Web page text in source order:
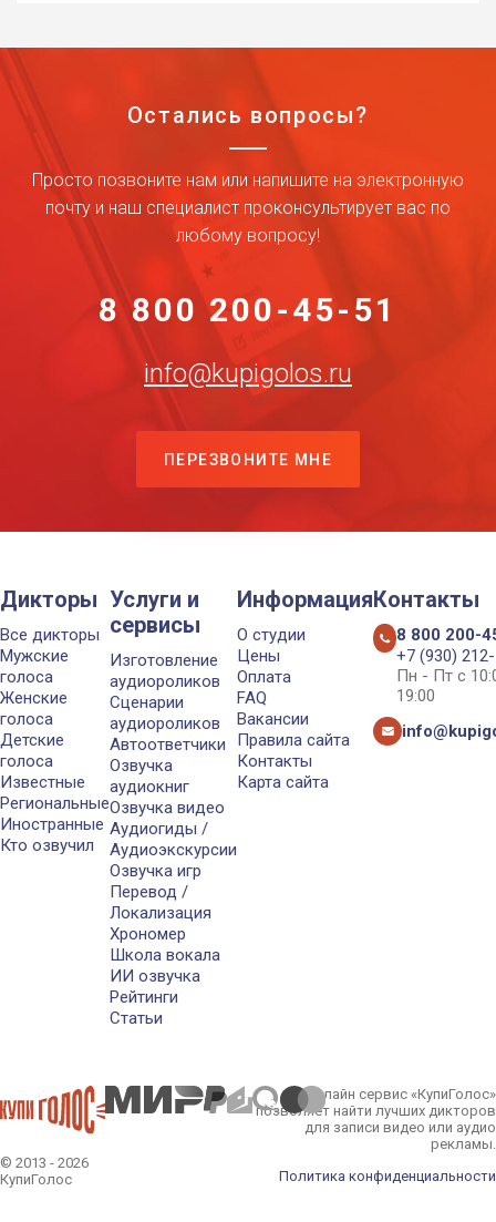
Остались вопросы?
Просто позвоните нам или напишите на электронную
почту и наш специалист проконсультирует вас по
любому вопросу!
8 800 200-45-51
info@kupigolos.ru
ПЕРЕЗВОНИТЕ МНЕ
Дикторы
Все дикторы
Мужские
голоса
Женские
голоса
Детские
голоса
Известные
Региональные
Иностранные
Кто озвучил
Услуги и
сервисы
Изготовление
аудиороликов
Сценарии
аудиороликов
Автоответчики
Озвучка
аудиокниг
Озвучка видео
Аудиогиды /
Аудиоэкскурсии
Озвучка игр
Перевод /
Локализация
Хрономер
Школа вокала
ИИ озвучка
Рейтинги
Статьи
Информация
О студии
Цены
Оплата
FAQ
Вакансии
Правила сайта
Контакты
Карта сайта
Контакты
8 800 200-
+7 (930)
Пн - Пт с
19:00
© 2013 - 2026
КупиГолос
Онлайн сервис «КупиГолос»
позволяет найти лучших дикторов
для записи видео или аудио
рекламы.
Политика конфиденциальности